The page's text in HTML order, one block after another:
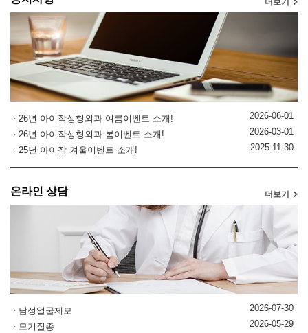
더보기
26년 아이작성형외과 여름이벤트 소개!
2026-06-01
26년 아이작성형외과 봄이벤트 소개!
2026-03-01
25년 아이작 겨울이벤트 소개!
2025-11-30
온라인 상담 더보기
남성얼굴제모
2026-07-30
모기질종
2026-05-29